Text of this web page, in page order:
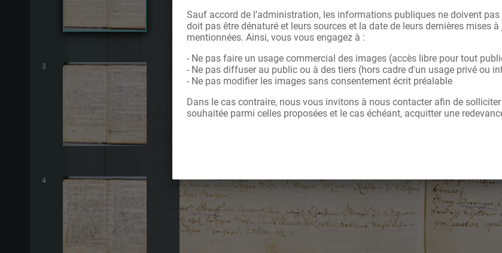
3
4
Sauf accord de l’administration, les informations publiques ne doivent pas
doit pas être dénaturé et leurs sources et la date de leurs dernières mises
mentionnées. Ainsi, vous vous engagez à :
- Ne pas faire un usage commercial des images (accès libre pour tout
- Ne pas diffuser au public ou à des tiers (hors cadre d'un usage privé ou
- Ne pas modifier les images sans consentement écrit préalable
Dans le cas contraire, nous vous invitons à nous contacter afin de
souhaitée parmi celles proposées et le cas échéant, acquitter une